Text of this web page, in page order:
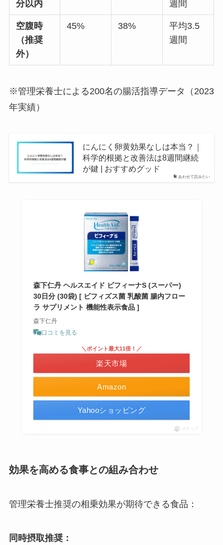
分以内 週間
空腹時
（推奨
外）
45% 38%
平均3.5
週間
※管理栄養士による200名の腸活指導データ（2023
年実績）
あわせて読みたい
にんにく卵黄効果なしは本当？｜
科学的根拠と改善法は8週間継続
が鍵 | おすすめグッド
森下仁丹 ヘルスエイド ビフィーナS (スーパー)
30日分 (30袋) [ ビフィズス菌 乳酸菌 腸内フロー
ラ サプリメント 機能性表示食品 ]
森下仁丹
口コミを見る
Amazon
＼ポイント最大11倍！／
楽天市場
Yahooショッピング
ポチップ
効果を高める食事との組み合わせ
管理栄養士推奨の相乗効果が期待できる食品：
同時摂取推奨：